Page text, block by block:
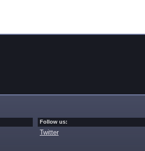
Follow us:
Twitter